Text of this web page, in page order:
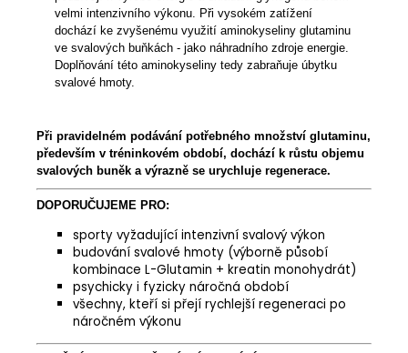
velmi intenzivního výkonu. Při vysokém zatížení
dochází ke zvyšenému využití aminokyseliny glutaminu
ve svalových buňkách - jako náhradního zdroje energie.
Doplňování této aminokyseliny tedy zabraňuje úbytku
svalové hmoty.
Při pravidelném podávání potřebného množství glutaminu,
především v tréninkovém období, dochází k růstu objemu
svalových buněk a výrazně se urychluje regenerace.
DOPORUČUJEME PRO:
sporty vyžadující intenzivní svalový výkon
budování svalové hmoty (výborně působí
kombinace L-Glutamin + kreatin monohydrát)
psychicky i fyzicky náročná období
všechny, kteří si přejí rychlejší regeneraci po
náročném výkonu